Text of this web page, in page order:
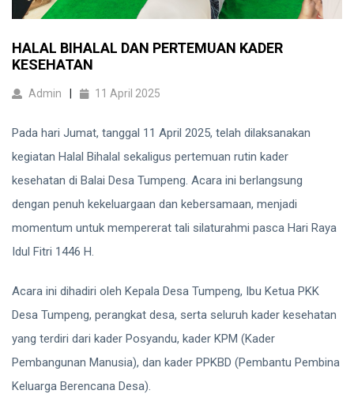
HALAL BIHALAL DAN PERTEMUAN KADER
KESEHATAN
Admin 11 April 2025
Pada hari Jumat, tanggal 11 April 2025, telah dilaksanakan
kegiatan Halal Bihalal sekaligus pertemuan rutin kader
kesehatan di Balai Desa Tumpeng. Acara ini berlangsung
dengan penuh kekeluargaan dan kebersamaan, menjadi
momentum untuk mempererat tali silaturahmi pasca Hari Raya
Idul Fitri 1446 H.
Acara ini dihadiri oleh Kepala Desa Tumpeng, Ibu Ketua PKK
Desa Tumpeng, perangkat desa, serta seluruh kader kesehatan
yang terdiri dari kader Posyandu, kader KPM (Kader
Pembangunan Manusia), dan kader PPKBD (Pembantu Pembina
Keluarga Berencana Desa).